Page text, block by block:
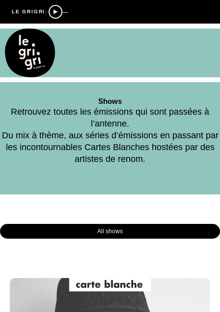
LE GRIGRI —
Shows
Retrouvez toutes les émissions qui sont passées à
l’antenne.
Du mix à thème, aux séries d’émissions en passant par
les incontournables Cartes Blanches hostées par des
artistes de renom.
All shows
PagePage Page